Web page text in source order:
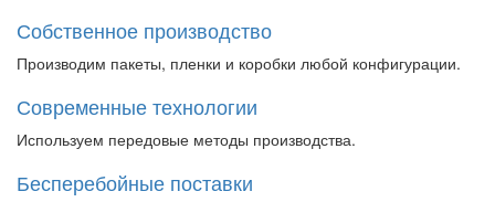
Собственное производство
Производим пакеты, пленки и коробки любой конфигурации.
Современные технологии
Используем передовые методы производства.
Бесперебойные поставки